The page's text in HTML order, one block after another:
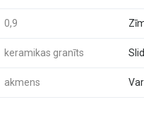
0,9
keramikas granīts
akmens